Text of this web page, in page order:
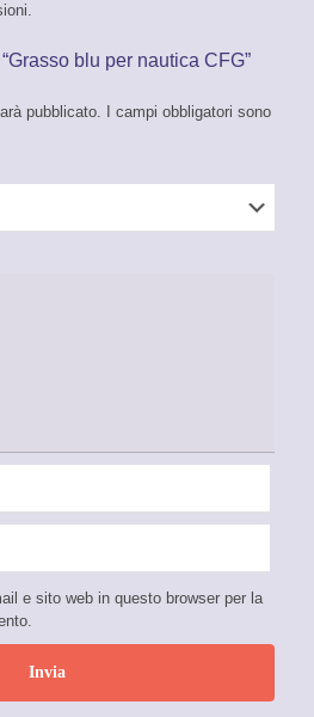
blu per nautica CFG”
pubblicato.
I campi obbligatori sono
e sito web in questo browser per la